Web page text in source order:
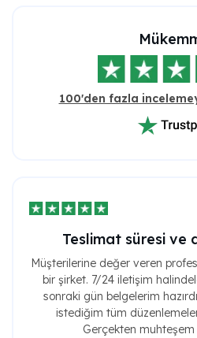
100'den fazla
Teslimat süresi ve
Müşterilerine değer veren
bir şirket. 7/24 iletişim
sonraki gün belgelerim
istediğim tüm
Gerçekten